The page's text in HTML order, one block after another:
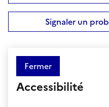
Signaler un
Fermer
Accessibilité